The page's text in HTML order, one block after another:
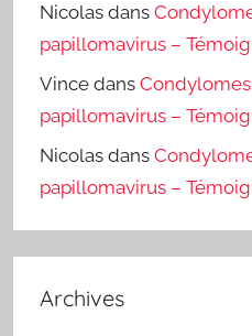
Nicolas dans
papillomavirus –
Vince dansCondylomes
papillomavirus –
Nicolas dans
papillomavirus –
Archives